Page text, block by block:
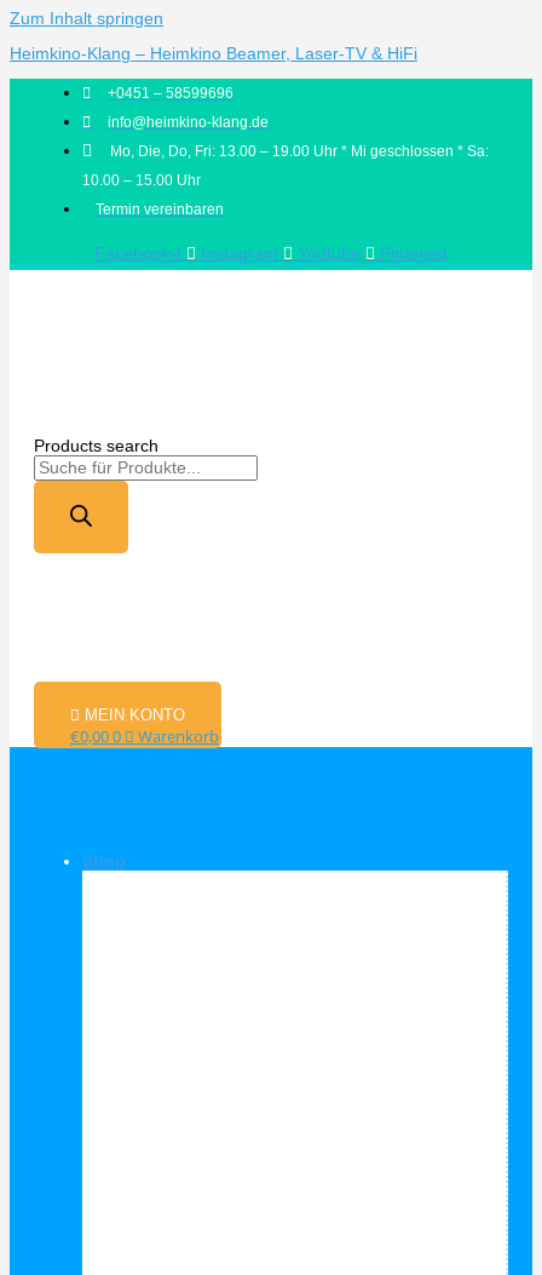
Zum Inhalt springen
Heimkino-Klang – Heimkino Beamer, Laser-TV & HiFi
+0451 – 58599696
info@heimkino-klang.de
Mo, Die, Do, Fri: 13.00 – 19.00 Uhr * Mi geschlossen * Sa:
10.00 – 15.00 Uhr
Termin vereinbaren
Facebook-f Instagram Youtube Pinterest
Products search
MEIN KONTO
€0,000 Warenkorb
Shop